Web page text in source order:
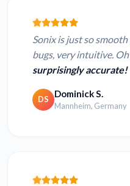
Sonix is just so
bugs, very intuitive.
surprisingly accurate!
DS Dominick S.
Mannheim, Germany